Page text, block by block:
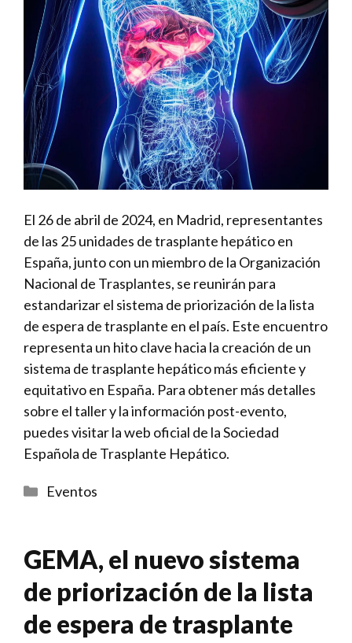
El 26 de abril de 2024, en Madrid, representantes
de las 25 unidades de trasplante hepático en
España, junto con un miembro de la Organización
Nacional de Trasplantes, se reunirán para
estandarizar el sistema de priorización de la lista
de espera de trasplante en el país. Este encuentro
representa un hito clave hacia la creación de un
sistema de trasplante hepático más eficiente y
equitativo en España. Para obtener más detalles
sobre el taller y la información post-evento,
puedes visitar la web oficial de la Sociedad
Española de Trasplante Hepático.
Categorías
Eventos
GEMA, el nuevo sistema
de priorización de la lista
de espera de trasplante